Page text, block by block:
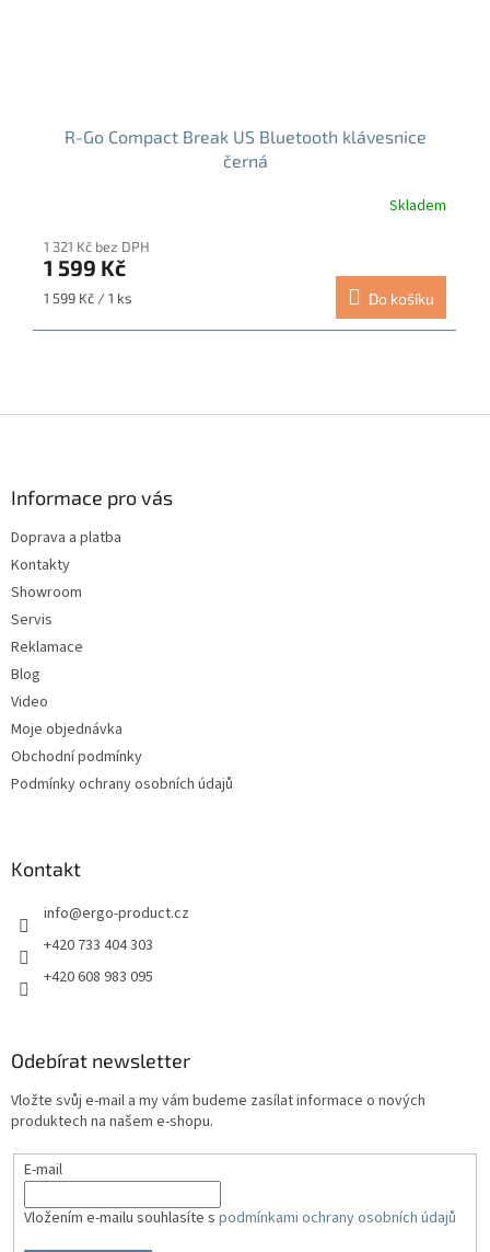
R-Go Compact Break US Bluetooth klávesnice
černá
Skladem
1 321 Kč bez DPH
1 599 Kč
Měrná
1 599 Kč / 1 ks Do košíku
Informace pro vás
Doprava a platba
Kontakty
Showroom
Servis
Reklamace
Blog
Video
Moje objednávka
Obchodní podmínky
Podmínky ochrany osobních údajů
Kontakt
info@ergo-product.cz
+420 733 404 303
+420 608 983 095
Odebírat newsletter
Vložte svůj e-mail a my vám budeme zasílat informace o nových
produktech na našem e-shopu.
E-mail
Vložením e-mailu souhlasíte s podmínkami ochrany osobních údajů